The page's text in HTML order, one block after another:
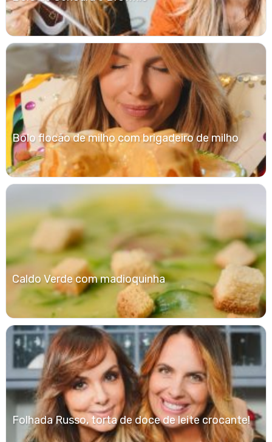
Bolo flocão de milho com brigadeiro de milho
Caldo Verde com madioquinha
Folhada Russo, torta de doce de leite crocante!